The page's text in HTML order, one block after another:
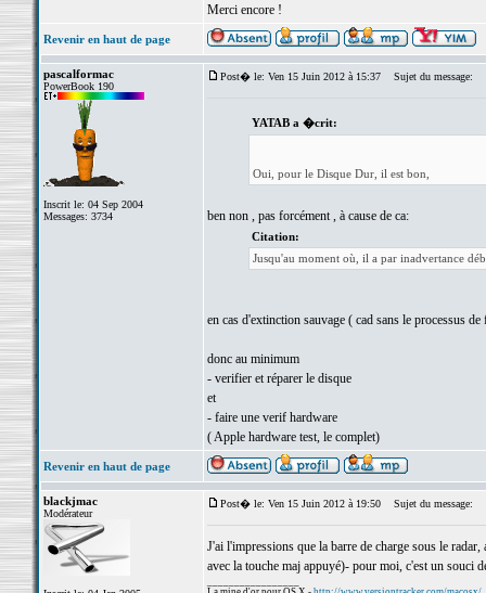
Merci encore !
Revenir en haut de page
pascalformac
PowerBook 190
Inscrit le: 04 Sep 2004
Messages: 3734
Post� le: Ven 15 Juin 2012 à 15:37 Sujet du message:
YATAB a �crit:
Oui, pour le Disque Dur, il est bon,
ben non , pas forcément , à cause de ca:
Citation:
Jusqu'au moment où, il a par inadvertance
en cas d'extinction sauvage ( cad sans le processus
donc au minimum
- verifier et réparer le disque
et
- faire une verif hardware
( Apple hardware test, le complet)
Revenir en haut de page
blackjmac
Modérateur
Post� le: Ven 15 Juin 2012 à 19:50 Sujet du message:
J'ai l'impressions que la barre de charge sous le
avec la touche maj appuyé)- pour moi, c'est un souci